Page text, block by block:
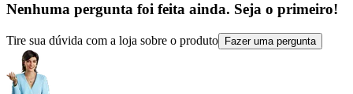
Nenhuma pergunta foi feita ainda. Seja o primeiro!
Tire sua dúvida com a loja sobre o produto Fazer uma pergunta